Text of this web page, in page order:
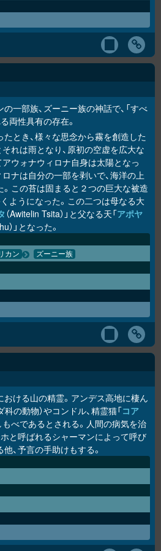
一部族、ズーニー族の神話で、「すべ
両性具有の存在。
とき、様々な思念から霧を創造した
れは雨となり、原初の空虚を広大な
ウォナウィロナ自身は太陽となっ
ナは自分の一部を剥いで、海洋の上
この苔は固まると２つの巨大な被造
ようになった。この二つは母なる大
（Awitelin Tsita）」と父なる天「アポヤ
）」となった。
カン ズーニー族
ける山の精霊。アンデス高地に棲ん
科の動物）やコンドル、精霊猫「コア
もべであるとされる。人間の病気を治
と呼ばれるシャーマンによって呼び
、予言の手助けもする。